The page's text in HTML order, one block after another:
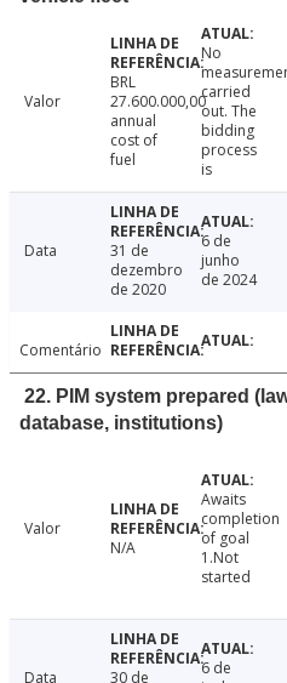
Valor
BRL
27.600.000,00
annual
cost of
fuel
No
carried
out. The
bidding
process
is
Data
31 de
dezembro
de 2020
6 de
junho
de 2024
Comentário
22. PIM system prepared
database, institutions)
Valor
N/A
Awaits
completion
of goal
1.Not
started
Data
30 de
6 de